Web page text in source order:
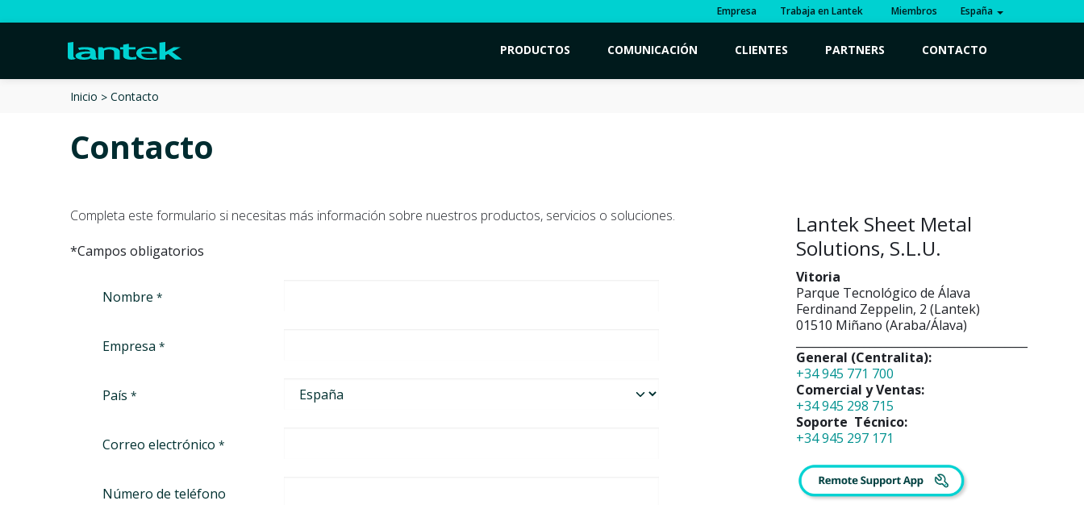
Empresa Trabaja en Lantek Miembros España
PRODUCTOS COMUNICACIÓN CLIENTES PARTNERS CONTACTO
Inicio Contacto
Contacto
Completa este formulario si necesitas más información sobre nuestros productos, servicios o soluciones.
*Campos obligatorios
Lantek Sheet Metal
Solutions, S.L.U.
Vitoria
Parque Tecnológico de Álava
Ferdinand Zeppelin, 2 (Lantek)
01510 Miñano (Araba/Álava)
General (Centralita):
+34 945 771 700
Comercial y Ventas:
+34 945 298 715
Soporte Técnico:
+34 945 297 171